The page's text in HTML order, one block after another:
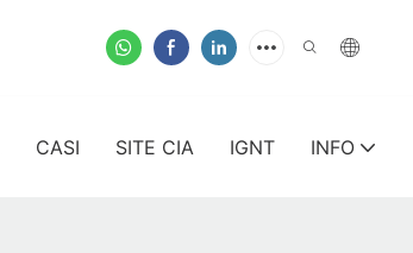
CASI SITE CIA IGNT INFO